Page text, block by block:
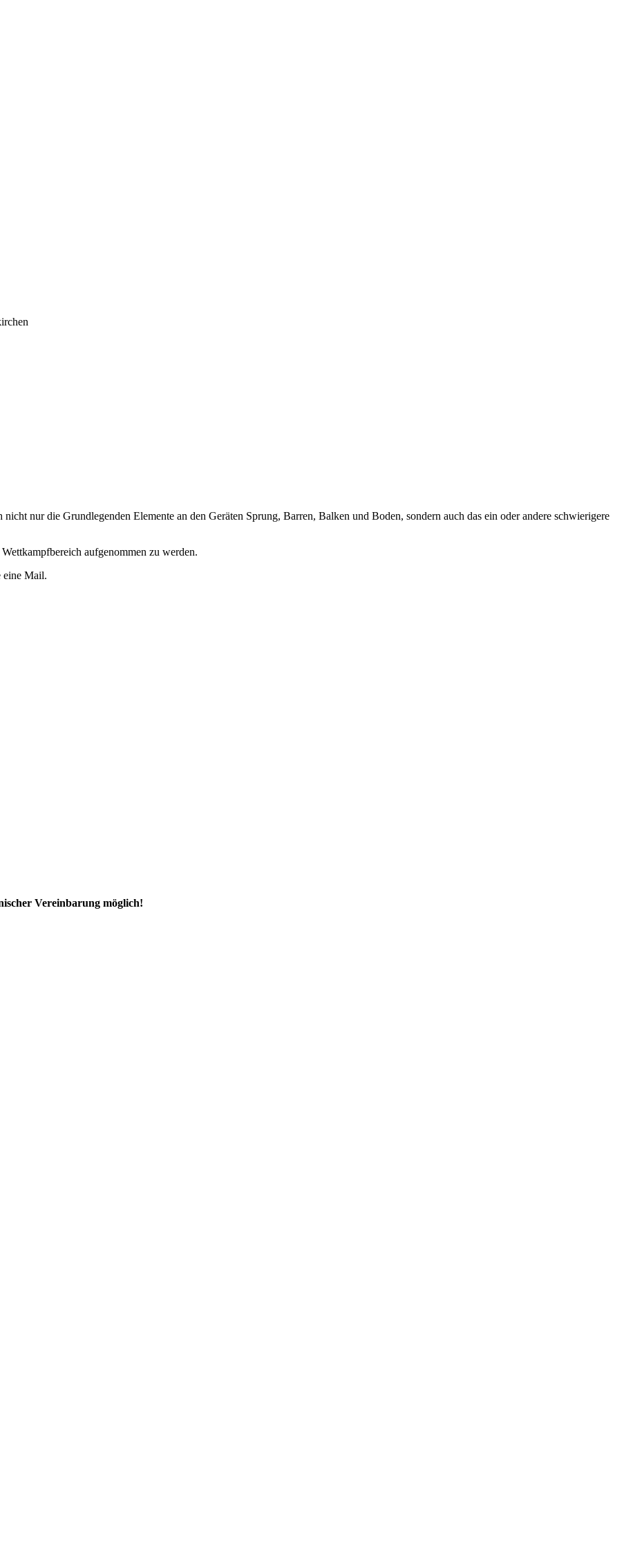
nur die Grundlegenden Elemente an den Geräten Sprung, Barren, Balken und Boden, sondern auch das ein oder andere schwierigere
aufgenommen zu werden.
eine Mail.
Vereinbarung möglich!